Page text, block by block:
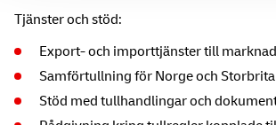
Tjänster och stöd:
Export- och importtjänster till
Samförtullning för Norge och
Stöd med tullhandlingar och